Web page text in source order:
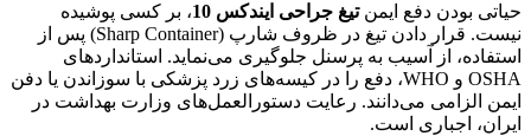
حیاتی بودن دفع ایمنتیغ جراحی ایندکس 10
، بر کسی پوشیده
نیست. قرار دادن تیغ در ظروف شارپ (Sharp Container) پس از
استفاده، از آسیب به پرسنل جلوگیری می‌نماید. استانداردهای
OSHA و WHO، دفع را در کیسه‌های زرد پزشکی با سوزاندن یا دفن
ایمن الزامی می‌دانند. رعایت دستورالعمل‌های وزارت بهداشت در
ایران، اجباری است.